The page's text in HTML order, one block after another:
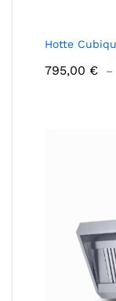
Hotte
795,00 € –